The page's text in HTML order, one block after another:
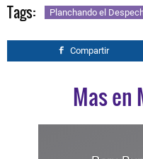
Tags: Planchando el
Compartir
Mas en